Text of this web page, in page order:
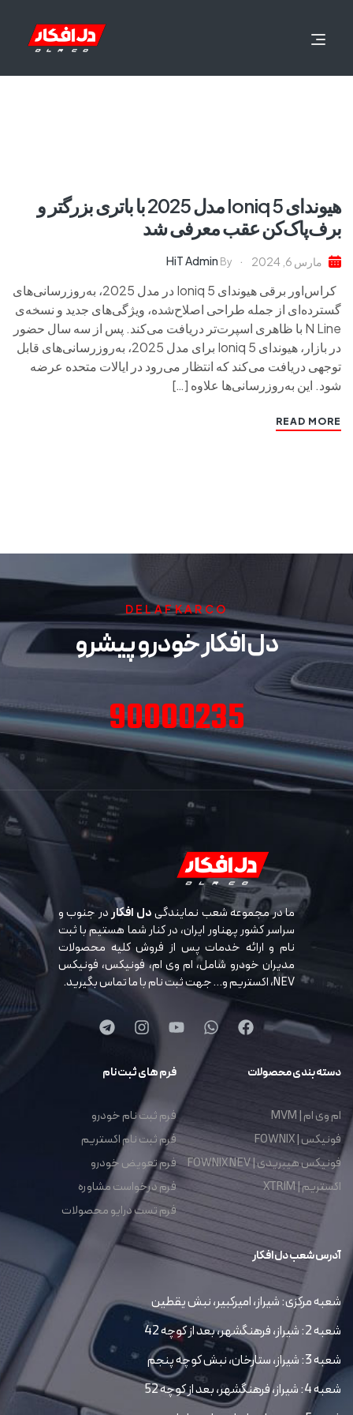
هیوندای Ioniq 5 مدل 2025 با باتری بزرگتر و
برف‌پاک‌کن عقب معرفی شد
مارس 6, 2024 By
HiT Admin
کراس‌اور برقی هیوندای Ioniq 5 در مدل 2025، به‌روزرسانی‌های
گسترده‌ای از جمله طراحی اصلاح‌شده، ویژگی‌های جدید و نسخه‌ی
N Line با ظاهری اسپرت‌تر دریافت می‌کند. پس از سه سال حضور
در بازار، هیوندای Ioniq 5 برای مدل 2025، به‌روزرسانی‌های قابل
توجهی دریافت می‌کند که انتظار می‌رود در ایالات متحده عرضه
شود. این به‌روزرسانی‌ها علاوه […]
READ MORE
DELAFKARCO
دل افکار خودرو پیشرو
90000235
ما در مجموعه شعب نمایندگیدل افکاردر جنوب و
سراسر کشور پهناور ایران، در کنار شما هستیم با ثبت
نام و ارائه خدمات پس از فروش کلیه محصولات
مدیران خودرو شامل، ام وی ام، فونیکس، فونیکس
NEV، اکستریم و… جهت ثبت نام با ما تماس بگیرید.
دسته بندی محصولات
ام وی ام | MVM
فونیکس | FOWNIX
فونیکس هیبریدی | FOWNIX NEV
اکستریم | XTRIM
فرم های ثبت نام
فرم ثبت نام خودرو
فرم ثبت نام اکستریم
فرم تعویض خودرو
فرم درخواست مشاوره
فرم تست درایو محصولات
آدرس شعب دل افکار
شعبه مرکزی: شیراز، امیرکبیر، نبش یقطین
شعبه 2: شیراز، فرهنگشهر، بعد از کوچه 42
شعبه 3: شیراز، ستارخان، نبش کوچه پنجم
شعبه 4: شیراز، فرهنگشهر، بعد از کوچه 52